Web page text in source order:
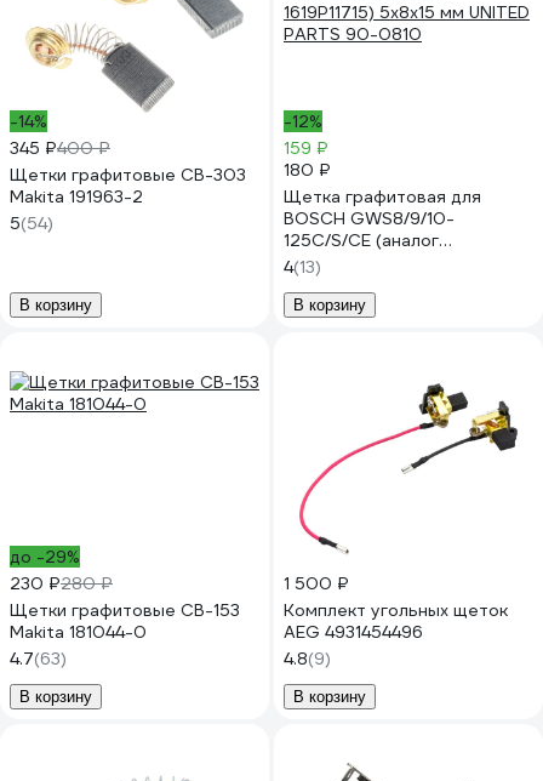
-14%
345 ₽400 ₽
Щетки графитовые CB-303
Makita 191963-2
5(54)
В корзину
-12%
159 ₽
180 ₽
Щетка графитовая для
BOSCH GWS8/9/10-
125C/S/CE (аналог
1619P11715) 5x8х15 мм UNITED
PARTS 90-0810
4(13)
В корзину
до -29%
230 ₽280 ₽
Щетки графитовые CB-153
Makita 181044-0
4.7(63)
В корзину
1 500 ₽
Комплект угольных щеток
AEG 4931454496
4.8(9)
В корзину